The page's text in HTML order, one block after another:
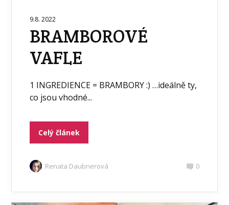
9.8. 2022
BRAMBOROVÉ
VAFLE
1 INGREDIENCE = BRAMBORY :) …ideálně ty,
co jsou vhodné...
Celý článek
Renata Daubnerová 0